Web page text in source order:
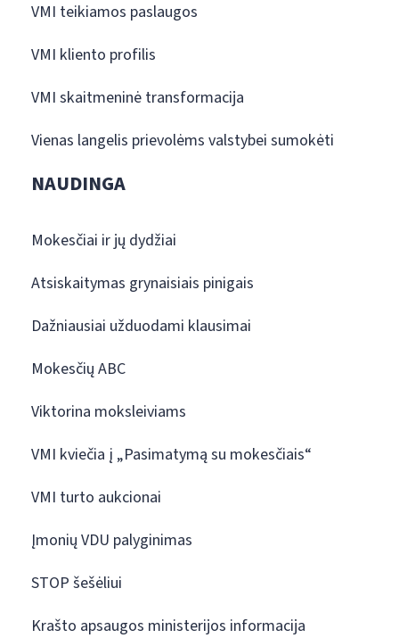
VMI teikiamos paslaugos
VMI kliento profilis
VMI skaitmeninė transformacija
Vienas langelis prievolėms valstybei sumokėti
NAUDINGA
Mokesčiai ir jų dydžiai
Atsiskaitymas grynaisiais pinigais
Dažniausiai užduodami klausimai
Mokesčių ABC
Viktorina moksleiviams
VMI kviečia į „Pasimatymą su mokesčiais“
VMI turto aukcionai
Įmonių VDU palyginimas
STOP šešėliui
Krašto apsaugos ministerijos informacija